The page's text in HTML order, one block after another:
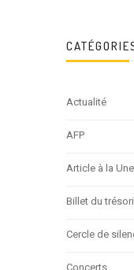
Actualité
AFP
Article à la Une
Billet du
Cercle de
Concerts